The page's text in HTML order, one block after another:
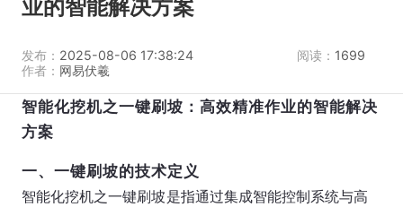
业的智能解决方案
发布： 2025-08-06 17:38:24 阅读： 1699
作者： 网易伏羲
智能化挖机之一键刷坡：高效精准作业的智能解决
方案
一、一键刷坡的技术定义
智能化挖机之一键刷坡是指通过集成智能控制系统与高